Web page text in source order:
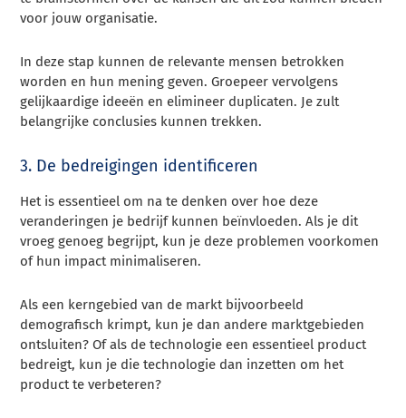
voor jouw organisatie.
In deze stap kunnen de relevante mensen betrokken
worden en hun mening geven. Groepeer vervolgens
gelijkaardige ideeën en elimineer duplicaten. Je zult
belangrijke conclusies kunnen trekken.
3. De bedreigingen identificeren
Het is essentieel om na te denken over hoe deze
veranderingen je bedrijf kunnen beïnvloeden. Als je dit
vroeg genoeg begrijpt, kun je deze problemen voorkomen
of hun impact minimaliseren.
Als een kerngebied van de markt bijvoorbeeld
demografisch krimpt, kun je dan andere marktgebieden
ontsluiten? Of als de technologie een essentieel product
bedreigt, kun je die technologie dan inzetten om het
product te verbeteren?